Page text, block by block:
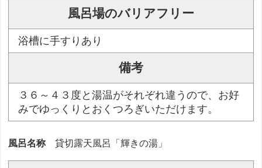
風呂場のバリアフリー
浴槽に手すりあり
備考
３６～４３度と湯温がそれぞれ違うので、お好
みでゆっくりとおくつろぎいただけます。
風呂名称 貸切露天風呂「輝きの湯」